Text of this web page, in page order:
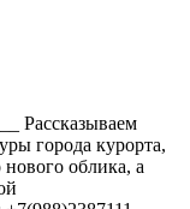
Рассказываем
города курорта,
облика, а